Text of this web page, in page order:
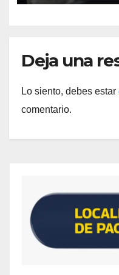
Deja una
Lo siento, debes estar
comentario.